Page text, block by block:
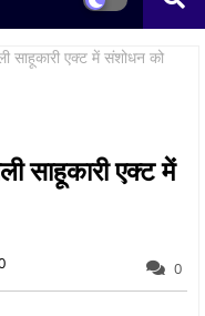
साहूकारी एक्ट में संशोधन को
साहूकारी एक्ट में
0